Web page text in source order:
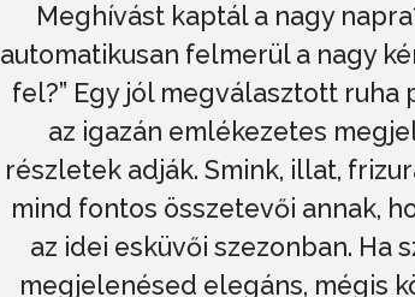
Meghívást kaptál a nagy
automatikusan felmerül a nagy
fel?” Egy jól megválasztott ruha
az igazán emlékezetes
részletek adják. Smink, illat,
mind fontos összetevői annak,
az idei esküvői szezonban. Ha
megjelenésed elegáns, mégis